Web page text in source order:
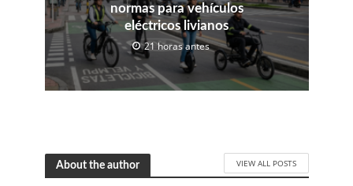
normas para vehículos
eléctricos livianos
21 horas antes
About the author VIEW ALL POSTS